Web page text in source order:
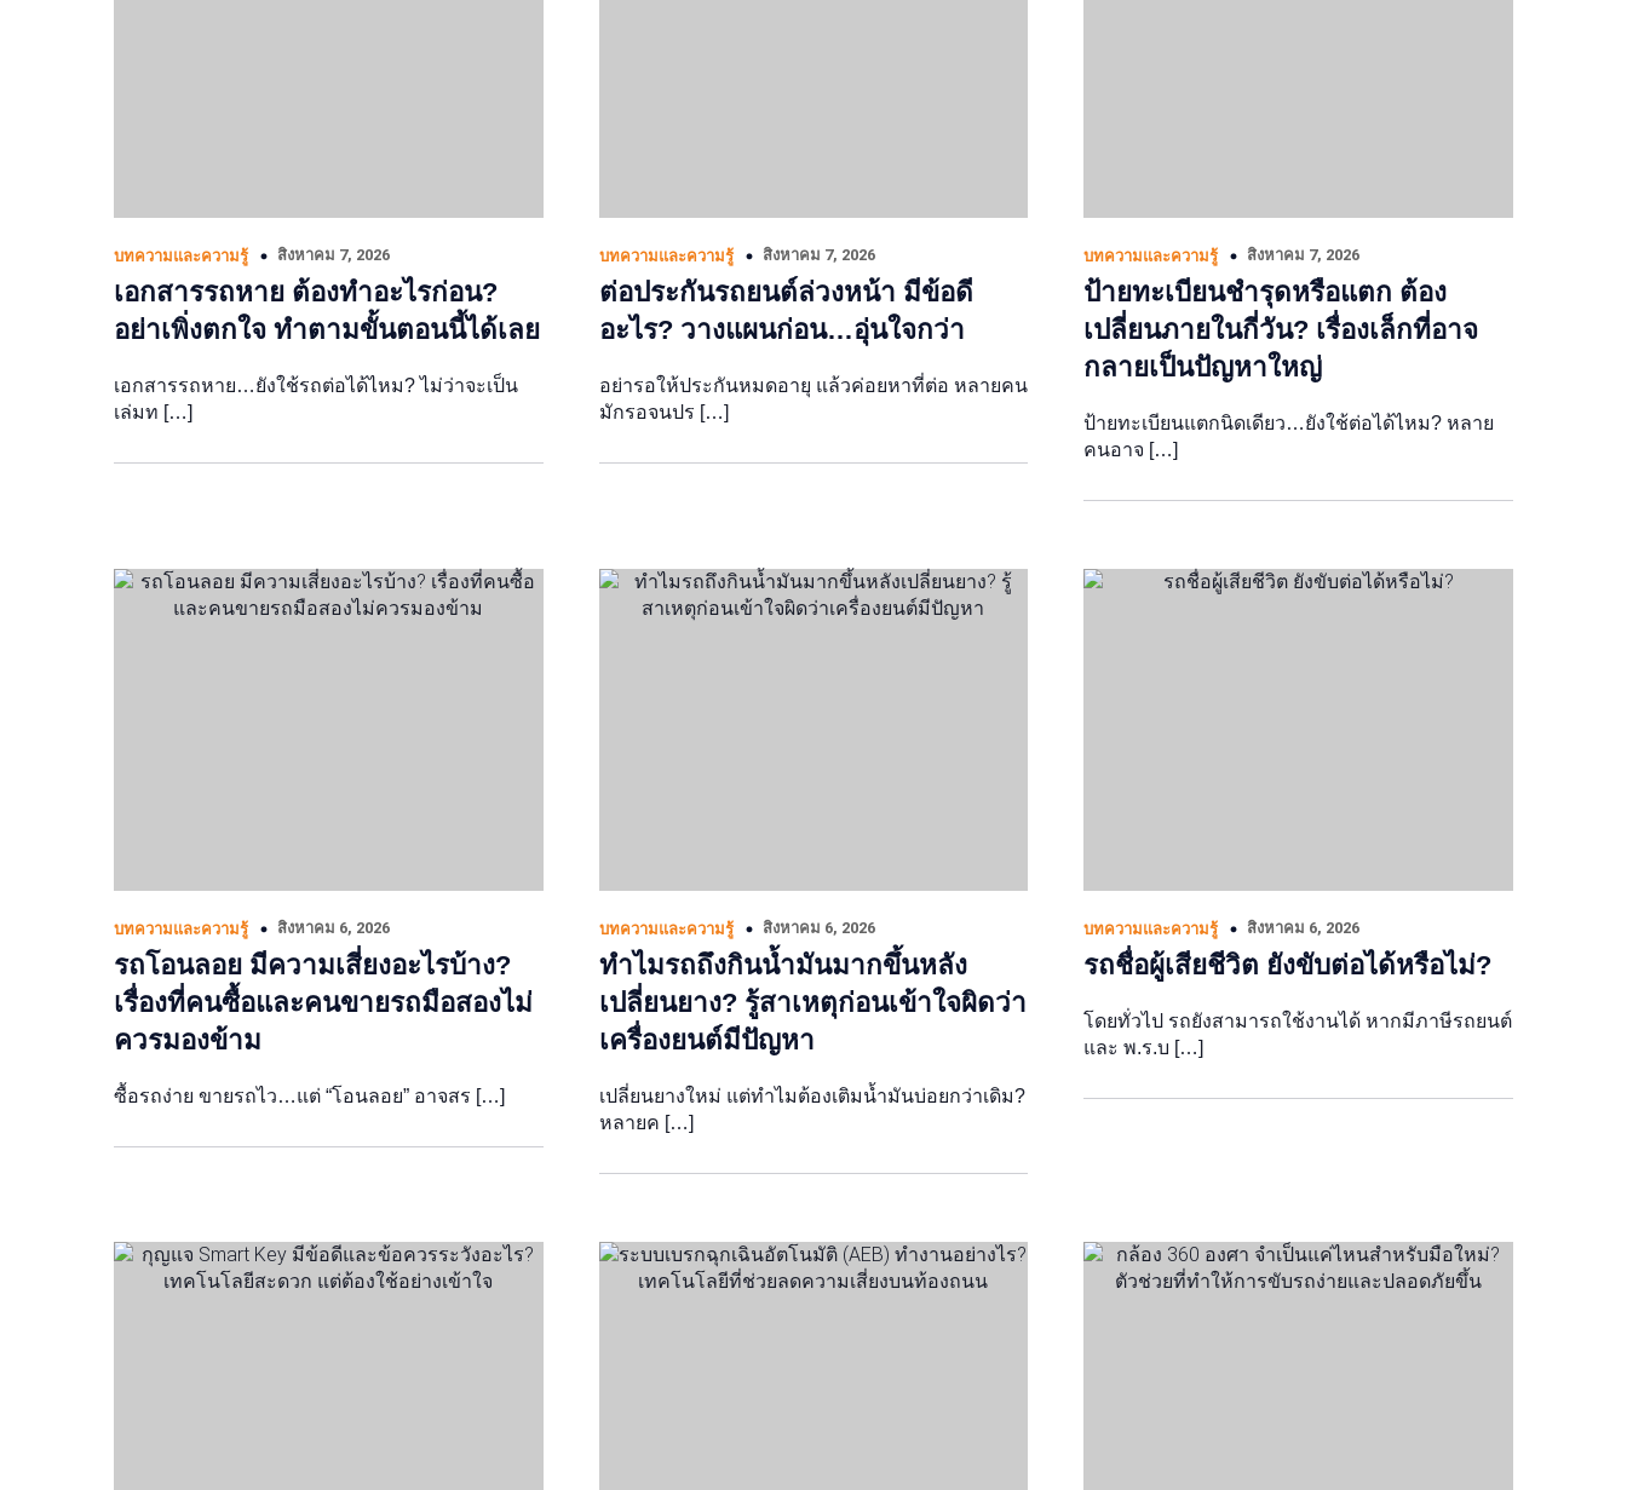
บทความและความรู้ สิงหาคม 7, 2026
เอกสารรถหาย ต้องทำอะไรก่อน?
อย่าเพิ่งตกใจ ทำตามขั้นตอนนี้ได้เลย
เอกสารรถหาย…ยังใช้รถต่อได้ไหม? ไม่ว่าจะเป็น
เล่มท […]
บทความและความรู้ สิงหาคม 7, 2026
ต่อประกันรถยนต์ล่วงหน้า มีข้อดี
อะไร? วางแผนก่อน…อุ่นใจกว่า
อย่ารอให้ประกันหมดอายุ แล้วค่อยหาที่ต่อ หลายคน
มักรอจนปร […]
บทความและความรู้ สิงหาคม 7, 2026
ป้ายทะเบียนชำรุดหรือแตก ต้อง
เปลี่ยนภายในกี่วัน? เรื่องเล็กที่อาจ
กลายเป็นปัญหาใหญ่
ป้ายทะเบียนแตกนิดเดียว…ยังใช้ต่อได้ไหม? หลาย
คนอาจ […]
บทความและความรู้ สิงหาคม 6, 2026
รถโอนลอย มีความเสี่ยงอะไรบ้าง?
เรื่องที่คนซื้อและคนขายรถมือสองไม่
ควรมองข้าม
ซื้อรถง่าย ขายรถไว…แต่ “โอนลอย” อาจสร […]
บทความและความรู้ สิงหาคม 6, 2026
ทำไมรถถึงกินน้ำมันมากขึ้นหลัง
เปลี่ยนยาง? รู้สาเหตุก่อนเข้าใจผิดว่า
เครื่องยนต์มีปัญหา
เปลี่ยนยางใหม่ แต่ทำไมต้องเติมน้ำมันบ่อยกว่าเดิม?
หลายค […]
บทความและความรู้ สิงหาคม 6, 2026
รถชื่อผู้เสียชีวิต ยังขับต่อได้หรือไม่?
โดยทั่วไป รถยังสามารถใช้งานได้ หากมีภาษีรถยนต์
และ พ.ร.บ […]